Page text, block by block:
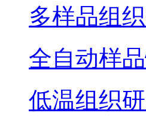
多样品组
全自动样
低温组织